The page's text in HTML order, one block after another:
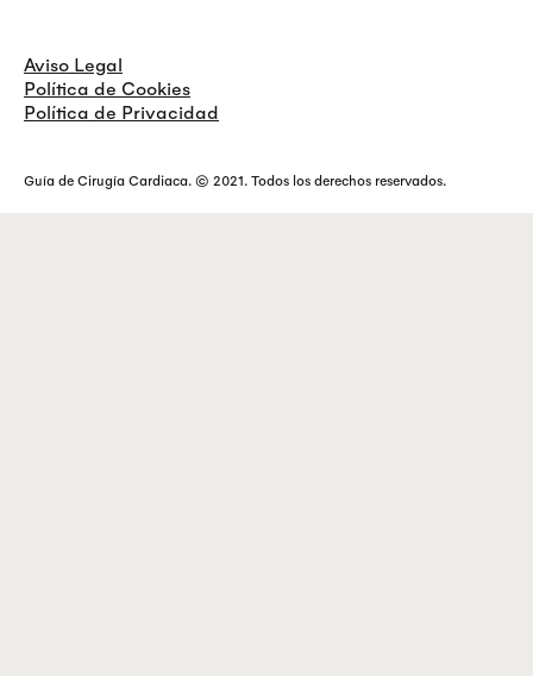
Aviso Legal
Política de Cookies
Política de Privacidad
Guía de Cirugía Cardiaca. © 2021. Todos los derechos reservados.